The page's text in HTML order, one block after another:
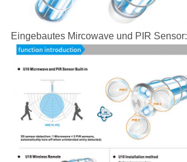
Eingebautes Mircowave und PIR Sensor: